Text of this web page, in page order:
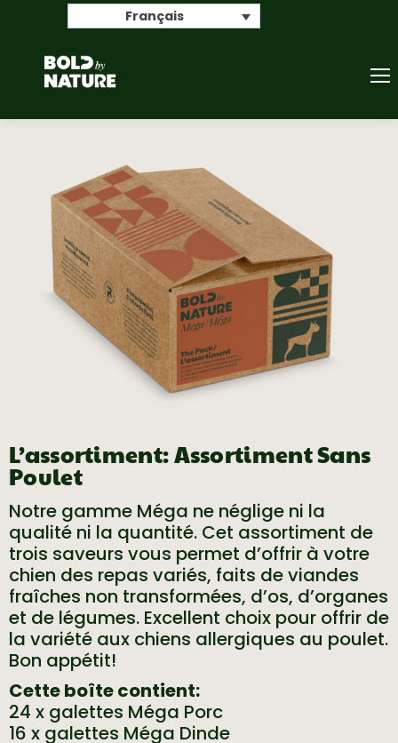
Français
L’assortiment: Assortiment Sans
Poulet
Notre gamme Méga ne néglige ni la
qualité ni la quantité. Cet assortiment de
trois saveurs vous permet d’offrir à votre
chien des repas variés, faits de viandes
fraîches non transformées, d’os, d’organes
et de légumes. Excellent choix pour offrir de
la variété aux chiens allergiques au poulet.
Bon appétit!
Cette boîte contient:
24 x galettes Méga Porc
16 x galettes Méga Dinde